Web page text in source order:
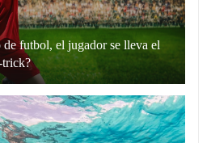
de futbol, el jugador se lleva el
trick?